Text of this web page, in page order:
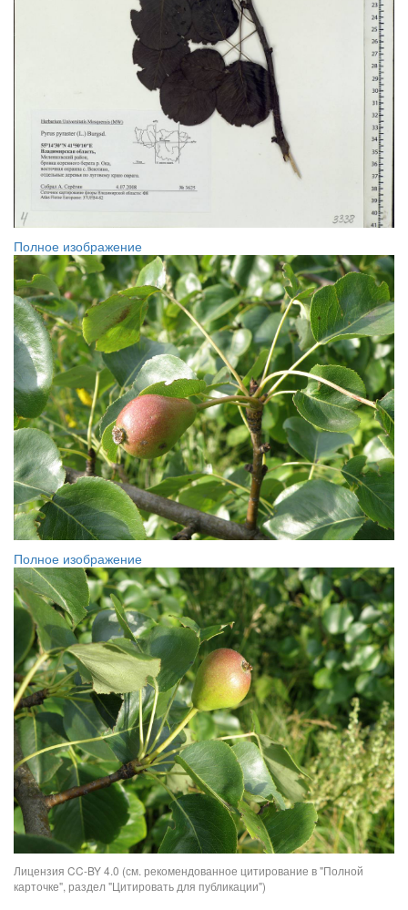
Полное изображение
Полное изображение
Лицензия CC-BY 4.0 (см. рекомендованное цитирование в "Полной
карточке", раздел "Цитировать для публикации")